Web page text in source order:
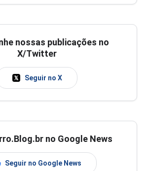
nossas publicações no
X/Twitter
Seguir no X
no Google News
Seguir no Google News